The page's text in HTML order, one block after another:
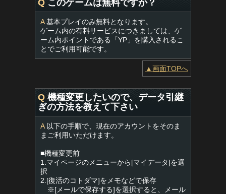
Q このゲームは無料ですか？
A基本プレイのみ無料となります。
ゲーム内の有料サービスにつきましては、ゲ
ーム内ポイントである「YP」を購入されるこ
とでご利用可能です。
▲画面TOPへ
Q 機種変更したいので、データ引継
ぎの方法を教えて下さい
A以下の手順で、現在のアカウントをそのま
まご利用いただけます。
■機種変更前
1.マイページのメニューから[マイデータ]を選
択
2.[復活のコトダマ]をメモなどで保存
※[メールで保存する]を選択すると、メール